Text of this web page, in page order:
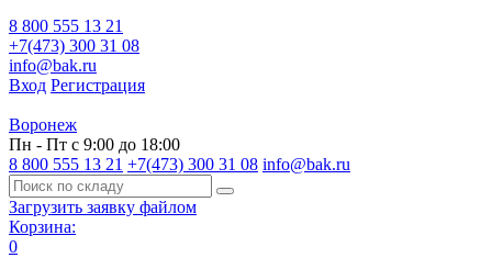
8 800 555 13 21
+7(473) 300 31 08
info@bak.ru
Вход Регистрация
Воронеж
Пн - Пт с 9:00 до 18:00
8 800 555 13 21 +7(473) 300 31 08 info@bak.ru
Загрузить заявку файлом
Корзина:
0